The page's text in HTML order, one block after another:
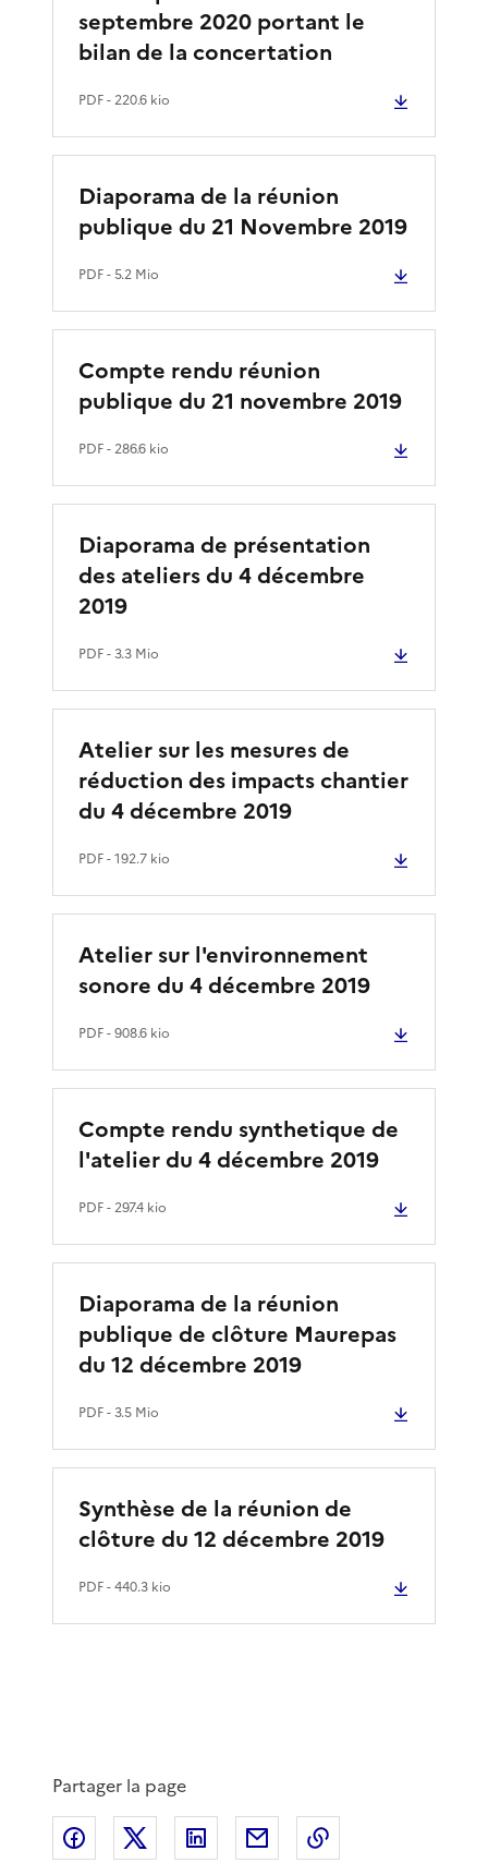
septembre 2020 portant le
bilan de la concertation
PDF- 220.6 kio
Diaporama de la réunion
publique du 21 Novembre 2019
PDF- 5.2 Mio
Compte rendu réunion
publique du 21 novembre 2019
PDF- 286.6 kio
Diaporama de présentation
des ateliers du 4 décembre
2019
PDF- 3.3 Mio
Atelier sur les mesures de
réduction des impacts chantier
du 4 décembre 2019
PDF- 192.7 kio
Atelier sur l'environnement
sonore du 4 décembre 2019
PDF- 908.6 kio
Compte rendu synthetique de
l'atelier du 4 décembre 2019
PDF- 297.4 kio
Diaporama de la réunion
publique de clôture Maurepas
du 12 décembre 2019
PDF- 3.5 Mio
Synthèse de la réunion de
clôture du 12 décembre 2019
PDF- 440.3 kio
Partager la page
Partager sur Facebook
Partager sur XPartager sur LinkedIn
Partager par email